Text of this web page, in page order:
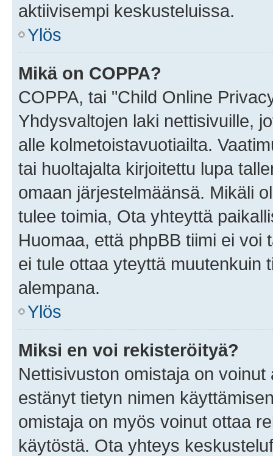
aktiivisempi keskusteluissa.
Ylös
Mikä on COPPA?
COPPA, tai "Child Online
Yhdysvaltojen laki nettisivuille,
alle kolmetoistavuotiailta.
tai huoltajalta kirjoitettu lupa
omaan järjestelmäänsä. Mikäli
tulee toimia, Ota yhteyttä
Huomaa, että phpBB tiimi ei
ei tule ottaa yteyttä muutenkuin
alempana.
Ylös
Miksi en voi rekisteröityä?
Nettisivuston omistaja on
estänyt tietyn nimen
omistaja on myös voinut ottaa
käytöstä. Ota yhteys